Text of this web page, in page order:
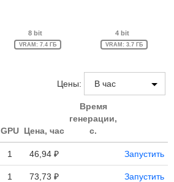
8 bit
VRAM: 7.4 ГБ
4 bit
VRAM: 3.7 ГБ
Цены:
GPU Цена, час
Время
генерации,
с.
1 46,94 ₽ Запустить
1 73,73 ₽ Запустить